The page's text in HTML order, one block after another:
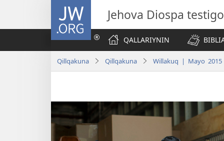
JW.ORG
Jehova Diospa
QALLARIYNIN
Qillqakuna Qillqakuna Willakuq | Mayo 2015